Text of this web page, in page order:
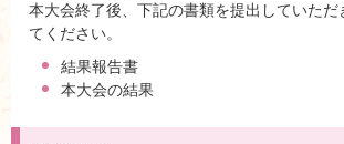
本大会終了後、下記の書類を提出していただ
てください。
結果報告書
本大会の結果